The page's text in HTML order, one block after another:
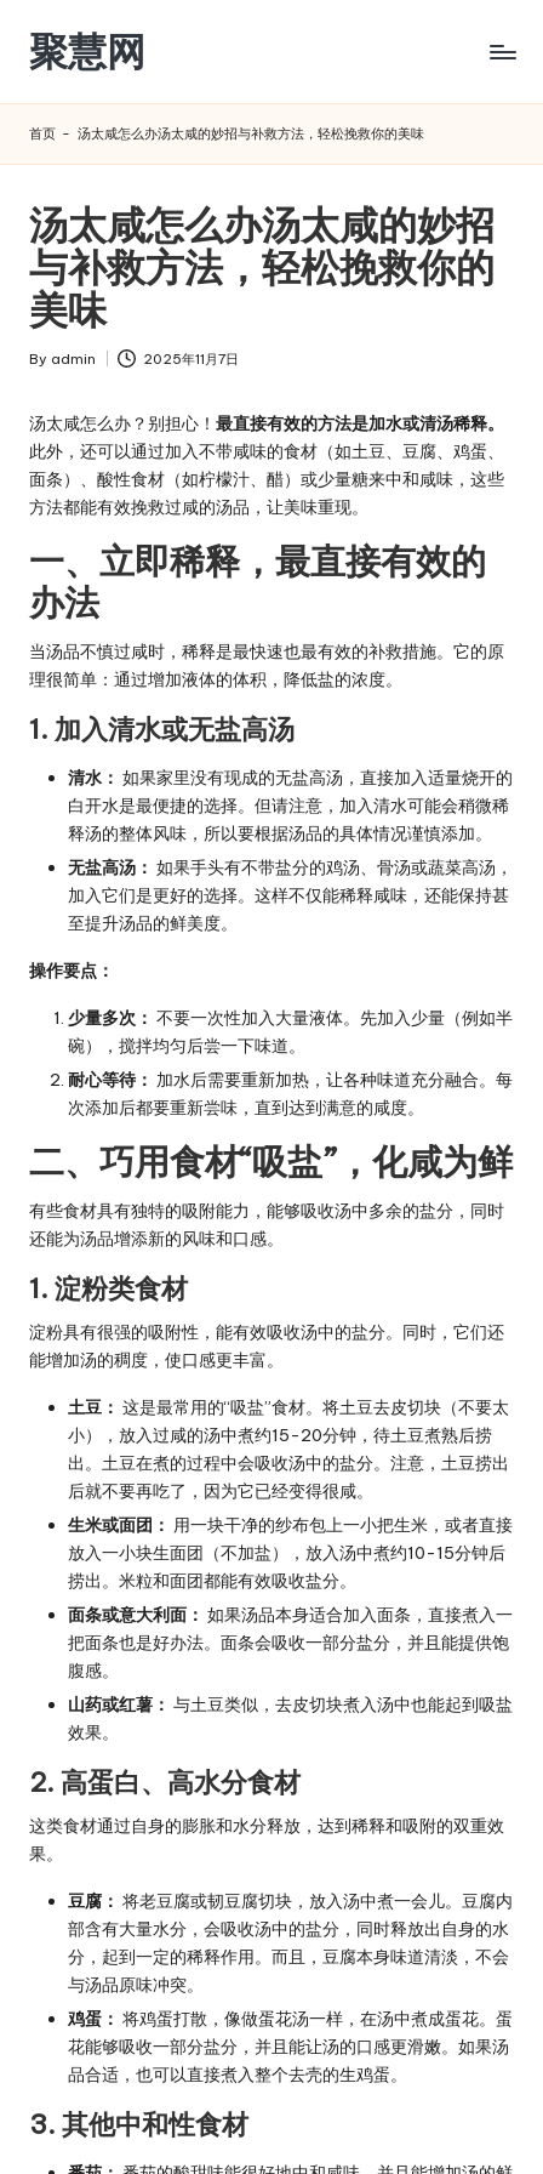
Skip
content
聚慧网
首页 - 汤太咸怎么办汤太咸的妙招与补救方法，轻松挽救你的美味
汤太咸怎么办汤太咸的妙招
与补救方法，轻松挽救你的
美味
Posted
By admin 2025年11月7日
汤太咸怎么办？别担心！ 最直接有效的方法是加水或清汤稀释。
此外，还可以通过加入不带咸味的食材（如土豆、豆腐、鸡蛋、
面条）、酸性食材（如柠檬汁、醋）或少量糖来中和咸味，这些
方法都能有效挽救过咸的汤品，让美味重现。
一、立即稀释，最直接有效的
办法
当汤品不慎过咸时，稀释是最快速也最有效的补救措施。它的原
理很简单：通过增加液体的体积，降低盐的浓度。
1. 加入清水或无盐高汤
清水： 如果家里没有现成的无盐高汤，直接加入适量烧开的
白开水是最便捷的选择。但请注意，加入清水可能会稍微稀
释汤的整体风味，所以要根据汤品的具体情况谨慎添加。
无盐高汤： 如果手头有不带盐分的鸡汤、骨汤或蔬菜高汤，
加入它们是更好的选择。这样不仅能稀释咸味，还能保持甚
至提升汤品的鲜美度。
操作要点：
少量多次： 不要一次性加入大量液体。先加入少量（例如半
碗），搅拌均匀后尝一下味道。
耐心等待： 加水后需要重新加热，让各种味道充分融合。每
次添加后都要重新尝味，直到达到满意的咸度。
二、巧用食材“吸盐”，化咸为鲜
有些食材具有独特的吸附能力，能够吸收汤中多余的盐分，同时
还能为汤品增添新的风味和口感。
1. 淀粉类食材
淀粉具有很强的吸附性，能有效吸收汤中的盐分。同时，它们还
能增加汤的稠度，使口感更丰富。
土豆： 这是最常用的“吸盐”食材。将土豆去皮切块（不要太
小），放入过咸的汤中煮约15-20分钟，待土豆煮熟后捞
出。土豆在煮的过程中会吸收汤中的盐分。注意，土豆捞出
后就不要再吃了，因为它已经变得很咸。
生米或面团： 用一块干净的纱布包上一小把生米，或者直接
放入一小块生面团（不加盐），放入汤中煮约10-15分钟后
捞出。米粒和面团都能有效吸收盐分。
面条或意大利面： 如果汤品本身适合加入面条，直接煮入一
把面条也是好办法。面条会吸收一部分盐分，并且能提供饱
腹感。
山药或红薯： 与土豆类似，去皮切块煮入汤中也能起到吸盐
效果。
2. 高蛋白、高水分食材
这类食材通过自身的膨胀和水分释放，达到稀释和吸附的双重效
果。
豆腐： 将老豆腐或韧豆腐切块，放入汤中煮一会儿。豆腐内
部含有大量水分，会吸收汤中的盐分，同时释放出自身的水
分，起到一定的稀释作用。而且，豆腐本身味道清淡，不会
与汤品原味冲突。
鸡蛋： 将鸡蛋打散，像做蛋花汤一样，在汤中煮成蛋花。蛋
花能够吸收一部分盐分，并且能让汤的口感更滑嫩。如果汤
品合适，也可以直接煮入整个去壳的生鸡蛋。
3. 其他中和性食材